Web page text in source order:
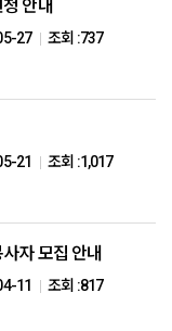
안내
27 조회 :737
21 조회 :1,017
자 모집 안내
11 조회 :817